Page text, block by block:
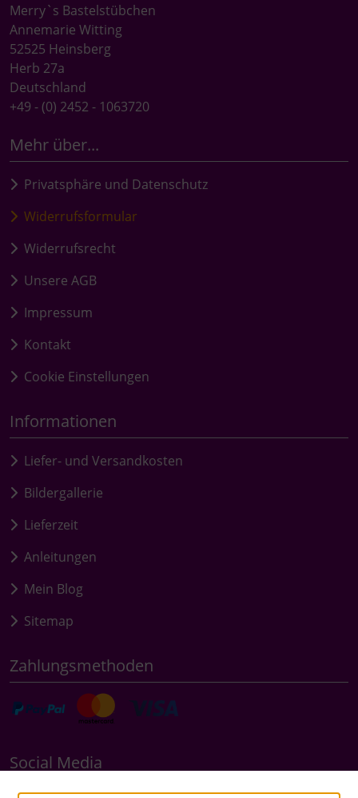
Merry`s Bastelstübchen
Annemarie Witting
52525 Heinsberg
Herb 27a
Deutschland
+49 - (0) 2452 - 1063720
Mehr über...
Privatsphäre und Datenschutz
Widerrufsformular
Widerrufsrecht
Unsere AGB
Impressum
Kontakt
Cookie Einstellungen
Informationen
Liefer- und Versandkosten
Bildergallerie
Lieferzeit
Anleitungen
Mein Blog
Sitemap
Zahlungsmethoden
Social Media